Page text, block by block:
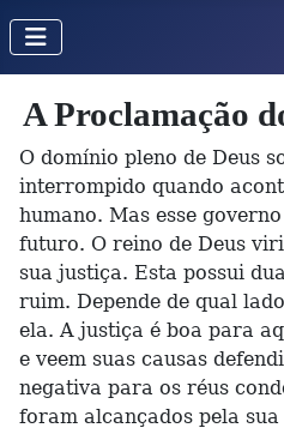
A Proclamação
O domínio pleno de Deus
interrompido quando
humano. Mas esse
futuro. O reino de Deus
sua justiça. Esta possui
ruim. Depende de qual
ela. A justiça é boa para
e veem suas causas
negativa para os réus
foram alcançados pela